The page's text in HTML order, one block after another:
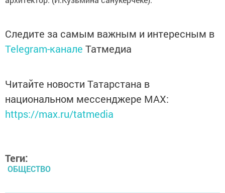
Следите за самым важным и интересным в
Telegram-канале Татмедиа
Читайте новости Татарстана в
национальном мессенджере MАХ:
https://max.ru/tatmedia
Теги:
ОБЩЕСТВО